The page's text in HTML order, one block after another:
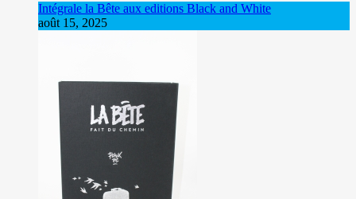
Intégrale la Bête aux editions Black and White
août 15, 2025